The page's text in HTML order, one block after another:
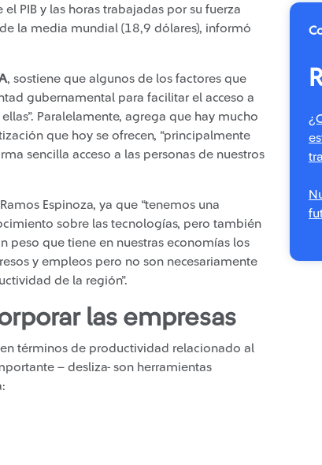
PIB y las horas trabajadas por su fuerza
la media mundial (18,9 dólares), informó
, sostiene que algunos de los factores que
gubernamental para facilitar el acceso a
Paralelamente, agrega que hay mucho
que hoy se ofrecen, “principalmente
sencilla acceso a las personas de nuestros
Espinoza, ya que “tenemos una
sobre las tecnologías, pero también
peso que tiene en nuestras economías los
y empleos pero no son necesariamente
de la región”.
las empresas
términos de productividad relacionado al
– desliza- son herramientas